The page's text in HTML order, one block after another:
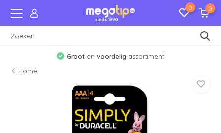
0 0
Groot envoordelig assortiment
Home